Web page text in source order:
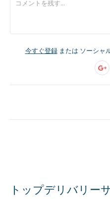
今すぐ登録または ソーシャ
トップデリバリー